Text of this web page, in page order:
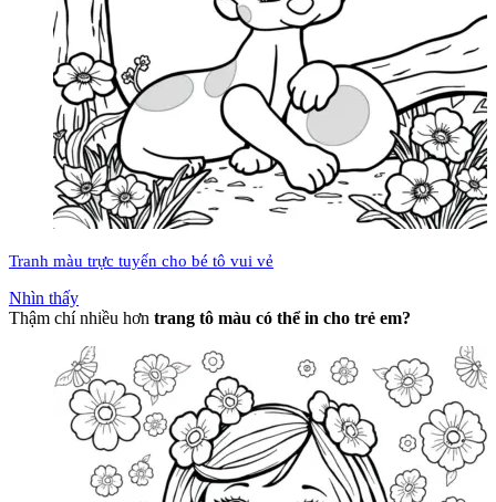
Tranh màu trực tuyến cho bé tô vui vẻ
Nhìn thấy
Thậm chí nhiều hơn trang tô màu có thể in cho trẻ em?